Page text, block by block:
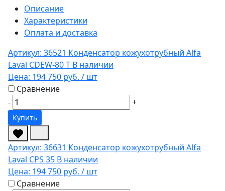
Описание
Характеристики
Оплата и доставка
Артикул: 36521 Конденсатор кожухотрубный Alfa
Laval CDEW-80 T В наличии
Цена: 194 750 руб. / шт
Сравнение
-
+
Купить
Артикул: 36631 Конденсатор кожухотрубный Alfa
Laval CPS 35 В наличии
Цена: 194 750 руб. / шт
Сравнение